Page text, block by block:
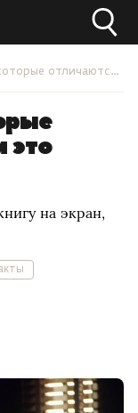
20 экранизаций, которые отличаются от книг, и это хорошо
это
на экран,